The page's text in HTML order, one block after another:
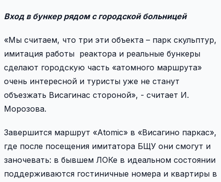
Вход в бункер рядом с городской больницей
«Мы считаем, что три эти объекта – парк скульптур,
имитация работы реактора и реальные бункеры
сделают городскую часть «атомного маршрута»
очень интересной и туристы уже не станут
объезжать Висагинас стороной», - считает И.
Морозова.
Завершится маршрут «Atomic» в «Висагино паркас»,
где после посещения имитатора БЩУ они смогут и
заночевать: в бывшем ЛОКе в идеальном состоянии
поддерживаются гостиничные номера и квартиры в